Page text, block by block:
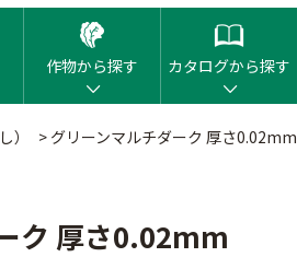
作物から探す カタログから探す
） > グリーンマルチダーク 厚さ0.02mm
ク 厚さ0.02mm